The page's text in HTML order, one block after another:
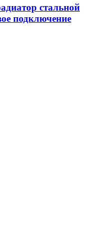
стальной
подключение